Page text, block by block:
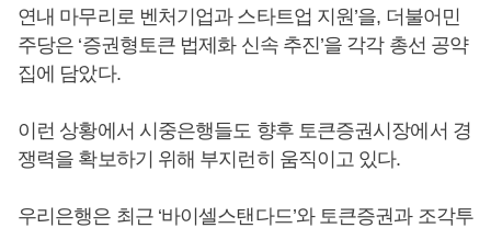
연내 마무리로 벤처기업과 스타트업 지원’을, 더불어민
주당은 ‘증권형토큰 법제화 신속 추진’을 각각 총선 공약
집에 담았다.
이런 상황에서 시중은행들도 향후 토큰증권시장에서 경
쟁력을 확보하기 위해 부지런히 움직이고 있다.
우리은행은 최근 ‘바이셀스탠다드’와 토큰증권과 조각투